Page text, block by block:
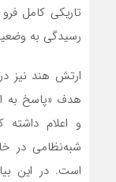
تاریکی کامل
رسیدگی به
ارتش هند نیز
هدف «پاسخ به
شبه‌نظامی در
است. در این